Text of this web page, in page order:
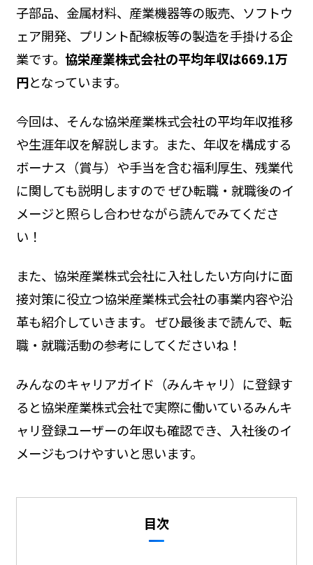
子部品、金属材料、産業機器等の販売、ソフトウ
ェア開発、プリント配線板等の製造を手掛ける企
業です。 協栄産業株式会社の平均年収は669.1万
円となっています。
今回は、そんな協栄産業株式会社の平均年収推移
や生涯年収を解説します。また、年収を構成する
ボーナス（賞与）や手当を含む福利厚生、残業代
に関しても説明しますので ぜひ転職・就職後のイ
メージと照らし合わせながら読んでみてくださ
い！
また、協栄産業株式会社に入社したい方向けに面
接対策に役立つ協栄産業株式会社の事業内容や沿
革も紹介していきます。 ぜひ最後まで読んで、転
職・就職活動の参考にしてくださいね！
みんなのキャリアガイド（みんキャリ）に登録す
ると協栄産業株式会社で実際に働いているみんキ
ャリ登録ユーザーの年収も確認でき、入社後のイ
メージもつけやすいと思います。
目次